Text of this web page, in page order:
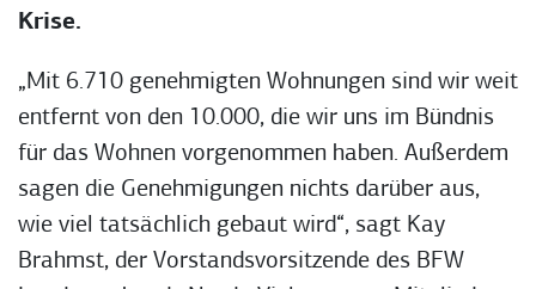
Krise.
„Mit 6.710 genehmigten Wohnungen sind wir weit
entfernt von den 10.000, die wir uns im Bündnis
für das Wohnen vorgenommen haben. Außerdem
sagen die Genehmigungen nichts darüber aus,
wie viel tatsächlich gebaut wird“, sagt Kay
Brahmst, der Vorstandsvorsitzende des BFW